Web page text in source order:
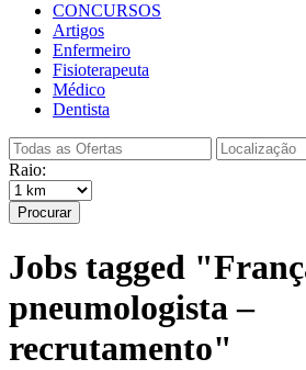
CONCURSOS
Artigos
Enfermeiro
Fisioterapeuta
Médico
Dentista
Raio:
Procurar
Jobs tagged
pneumologista –
recrutamento"